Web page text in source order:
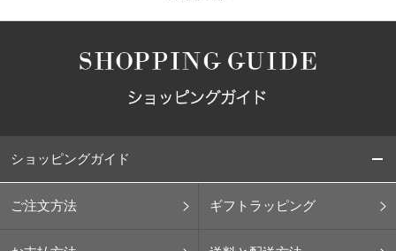
ショッピングガイド
ご注文方法 ギフトラッピング